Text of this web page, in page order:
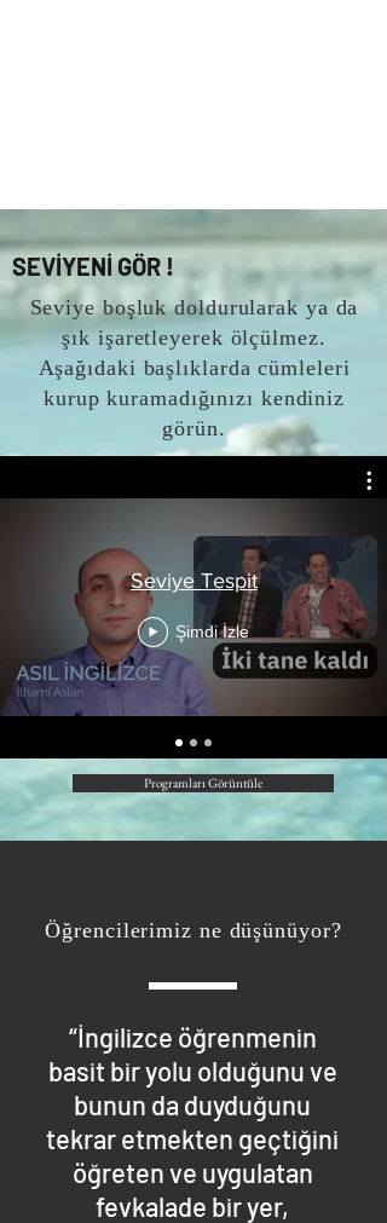
SEVİYENİ GÖR !
Seviye boşluk doldurularak ya da
şık işaretleyerek ölçülmez.
Aşağıdaki başlıklarda cümleleri
kurup kuramadığınızı kendiniz
görün.
Seviye Tespit
Şimdi İzle
Programları Görüntüle
Öğrencilerimiz ne düşünüyor?
“İngilizce öğrenmenin
basit bir yolu olduğunu ve
bunun da duyduğunu
tekrar etmekten geçtiğini
öğreten ve uygulatan
fevkalade bir yer,